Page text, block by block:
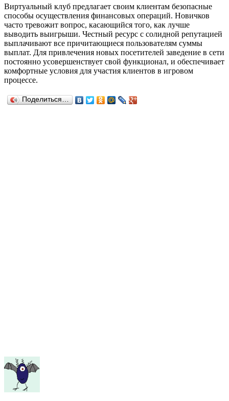
Виртуальный клуб предлагает своим клиентам безопасные
способы осуществления финансовых операций. Новичков
часто тревожит вопрос, касающийся того, как лучше
выводить выигрыши. Честный ресурс с солидной репутацией
выплачивают все причитающиеся пользователям суммы
выплат. Для привлечения новых посетителей заведение в сети
постоянно усовершенствует свой функционал, и обеспечивает
комфортные условия для участия клиентов в игровом
процессе.
Поделиться…